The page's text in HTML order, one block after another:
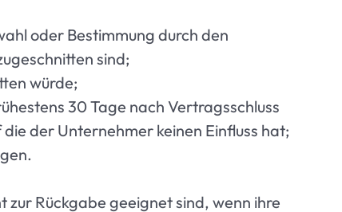
oder Bestimmung durch den
sind;
würde;
30 Tage nach Vertragsschluss
der Unternehmer keinen Einfluss hat;
Rückgabe geeignet sind, wenn ihre